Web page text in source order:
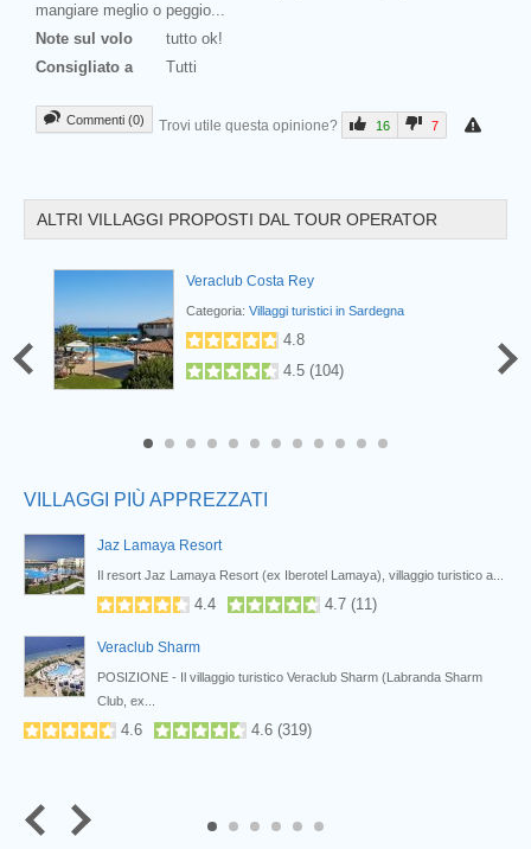
mangiare meglio o peggio...
Note sul volo
tutto ok!
Consigliato a
Tutti
Commenti (0) Trovi utile questa opinione? 16 7
ALTRI VILLAGGI PROPOSTI DAL TOUR OPERATOR
Veraclub Costa Rey
Categoria: Villaggi turistici in Sardegna
4.8
4.5 (104)
VILLAGGI PIÙ APPREZZATI
Jaz Lamaya Resort
Il resort Jaz Lamaya Resort (ex Iberotel Lamaya), villaggio turistico a...
4.4 4.7 (11)
Veraclub Sharm
POSIZIONE - Il villaggio turistico Veraclub Sharm (Labranda Sharm
Club, ex...
4.6 4.6 (319)